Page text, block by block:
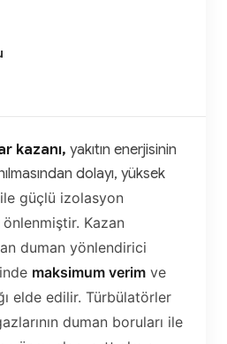
kazanı, yakıtın enerjisinin
dolayı, yüksek
güçlü izolasyon
önlenmiştir. Kazan
duman yönlendirici
maksimum verim ve
elde edilir. Türbülatörler
duman boruları ile